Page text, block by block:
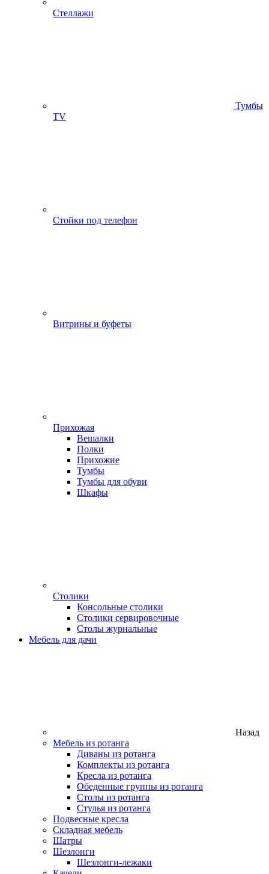
Стеллажи
Тумбы
ТV
Стойки под телефон
Витрины и буфеты
Прихожая
Вешалки
Полки
Прихожие
Тумбы
Тумбы для обуви
Шкафы
Столики
Консольные столики
Столики сервировочные
Столы журнальные
Мебель для дачи
Назад
Мебель из ротанга
Диваны из ротанга
Комплекты из ротанга
Кресла из ротанга
Обеденные группы из ротанга
Столы из ротанга
Стулья из ротанга
Подвесные кресла
Складная мебель
Шатры
Шезлонги
Шезлонги-лежаки